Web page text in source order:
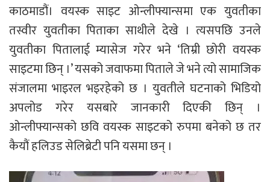
काठमाडौं। वयस्क साइट ओन्लीफ्यान्समा एक युवतीका
तस्वीर युवतीका पिताका साथीले देखे । त्यसपछि उनले
युवतीका पितालाई म्यासेज गरेर भने ‘तिम्री छोरी वयस्क
साइटमा छिन् ।’ यसको जवाफमा पिताले जे भने त्यो सामाजिक
संजालमा भाइरल भइरहेको छ । युवतीले घटनाको भिडियो
अपलोड गरेर यसबारे जानकारी दिएकी छिन् ।
ओन्लीफ्यान्सको छवि वयस्क साइटको रुपमा बनेको छ तर
कैयौं हलिउड सेलिब्रेटी पनि यसमा छन् ।